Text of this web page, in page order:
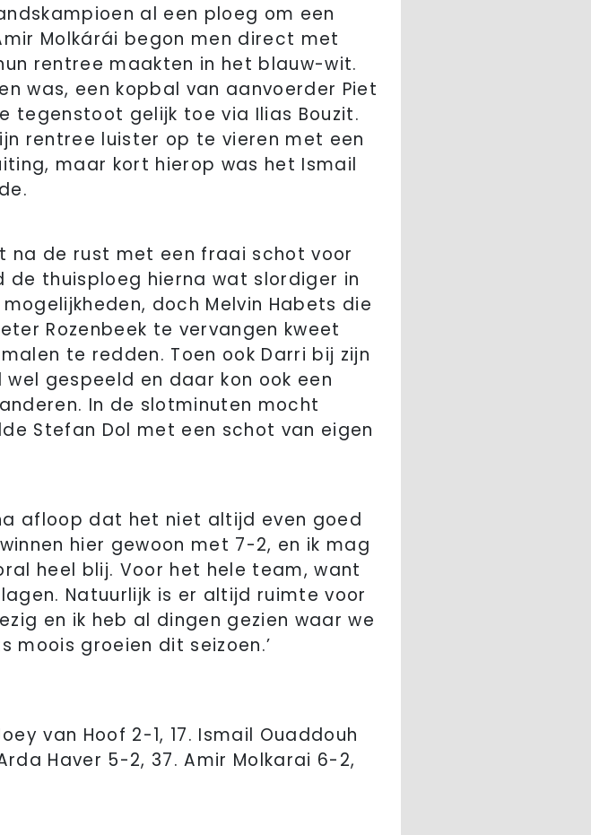
al een ploeg om een
Molkárái begon men direct met
rentree maakten in het blauw-wit.
was, een kopbal van aanvoerder Piet
tegenstoot gelijk toe via Ilias Bouzit.
rentree luister op te vieren met een
maar kort hierop was het Ismail
na de rust met een fraai schot voor
de thuisploeg hierna wat slordiger in
doch Melvin Habets die
Rozenbeek te vervangen kweet
te redden. Toen ook Darri bij zijn
gespeeld en daar kon ook een
In de slotminuten mocht
Stefan Dol met een schot van eigen
afloop dat het niet altijd even goed
hier gewoon met 7-2, en ik mag
heel blij. Voor het hele team, want
Natuurlijk is er altijd ruimte voor
en ik heb al dingen gezien waar we
moois groeien dit seizoen.’
van Hoof 2-1, 17. Ismail Ouaddouh
Haver 5-2, 37. Amir Molkarai 6-2,